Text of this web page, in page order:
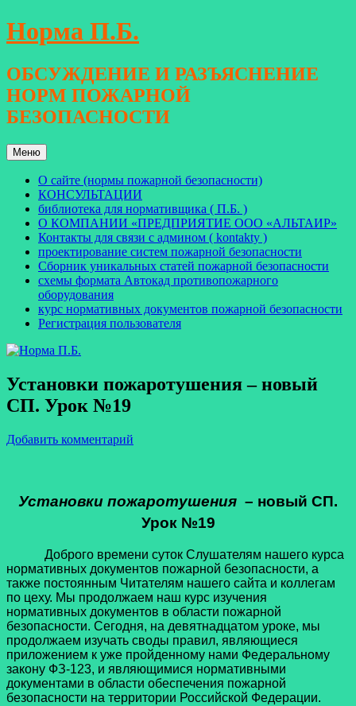
Перейти
к
Норма П.Б.
ОБСУЖДЕНИЕ И РАЗЪЯСНЕНИЕ
НОРМ ПОЖАРНОЙ
БЕЗОПАСНОСТИ
Меню
О сайте (нормы пожарной безопасности)
КОНСУЛЬТАЦИИ
библиотека для нормативщика ( П.Б. )
О КОМПАНИИ «ПРЕДПРИЯТИЕ ООО «АЛЬТАИР»
Контакты для связи с админом ( kontakty )
проектирование систем пожарной безопасности
Сборник уникальных статей пожарной безопасности
схемы формата Автокад противопожарного
оборудования
курс нормативных документов пожарной безопасности
Регистрация пользователя
Установки пожаротушения – новый
СП. Урок №19
Добавить комментарий
Установки пожаротушения – новый СП.
Урок №19
Доброго времени суток Слушателям нашего курса
нормативных документов пожарной безопасности, а
также постоянным Читателям нашего сайта и коллегам
по цеху. Мы продолжаем наш курс изучения
нормативных документов в области пожарной
безопасности. Сегодня, на девятнадцатом уроке, мы
продолжаем изучать своды правил, являющиеся
приложением к уже пройденному нами Федеральному
закону ФЗ-123, и являющимися нормативными
документами в области обеспечения пожарной
безопасности на территории Российской Федерации.